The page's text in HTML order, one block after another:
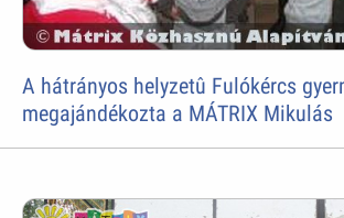
A hátrányos helyzetû Fulókércs
megajándékozta a MÁTRIX Mikulás